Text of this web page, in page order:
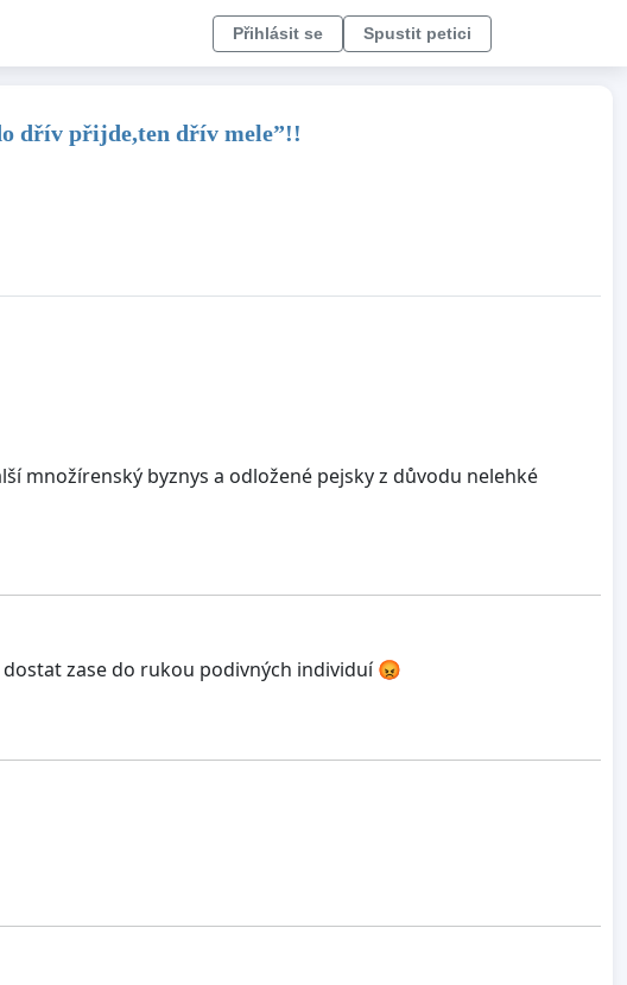
Přihlásit se Spustit petici
dřív přijde,ten dřív mele”!!
množírenský byznys a odložené pejsky z důvodu nelehké
zase do rukou podivných individuí 😡